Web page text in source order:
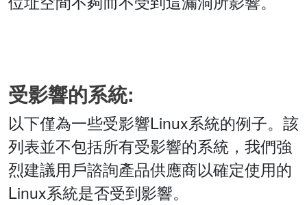
受影響的系統:
以下僅為一些受影響Linux系統的例子。該
列表並不包括所有受影響的系統，我們強
烈建議用戶諮詢產品供應商以確定使用的
Linux系統是否受到影響。